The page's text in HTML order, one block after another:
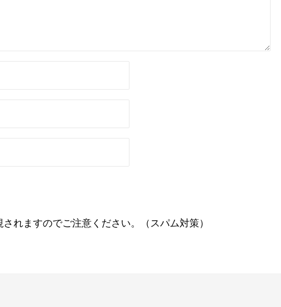
れますのでご注意ください。（スパム対策）